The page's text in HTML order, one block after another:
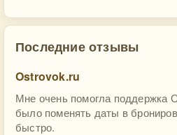
Последние отзывы
Ostrovok.ru
Мне очень помогла поддержка
было поменять даты в
быстро.